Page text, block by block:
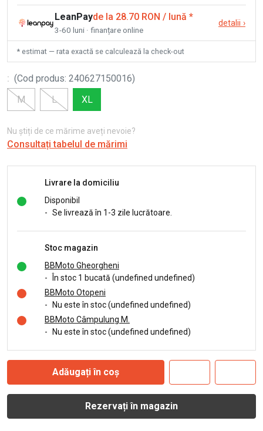
LeanPayde la 28.70 RON / lună *
3-60 luni · finanțare online
detalii ›
* estimat — rata exactă se calculează la check-out
: (Cod produs: 240627150016)
M
L XL
Nu știți de ce mărime aveți nevoie?
Consultați tabelul de mărimi
Livrare la domiciliu
Disponibil
- Se livrează în 1-3 zile lucrătoare.
Stoc magazin
BBMoto Gheorgheni
-
În stoc 1 bucată (undefined undefined)
BBMoto Otopeni
-
Nu este în stoc (undefined undefined)
BBMoto Câmpulung M.
-
Nu este în stoc (undefined undefined)
Adăugați în coș
Rezervați în magazin